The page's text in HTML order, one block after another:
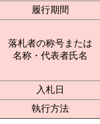
履行期間
落札者の称号または
名称・代表者氏名
入札日
執行方法